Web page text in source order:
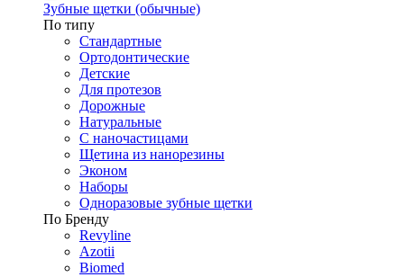
Зубные щетки (обычные)
По типу
Стандартные
Ортодонтические
Детские
Для протезов
Дорожные
Натуральные
С наночастицами
Щетина из нанорезины
Эконом
Наборы
Одноразовые зубные щетки
По Бренду
Revyline
Azotii
Biomed